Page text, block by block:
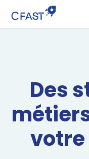
Se rendre au
Des